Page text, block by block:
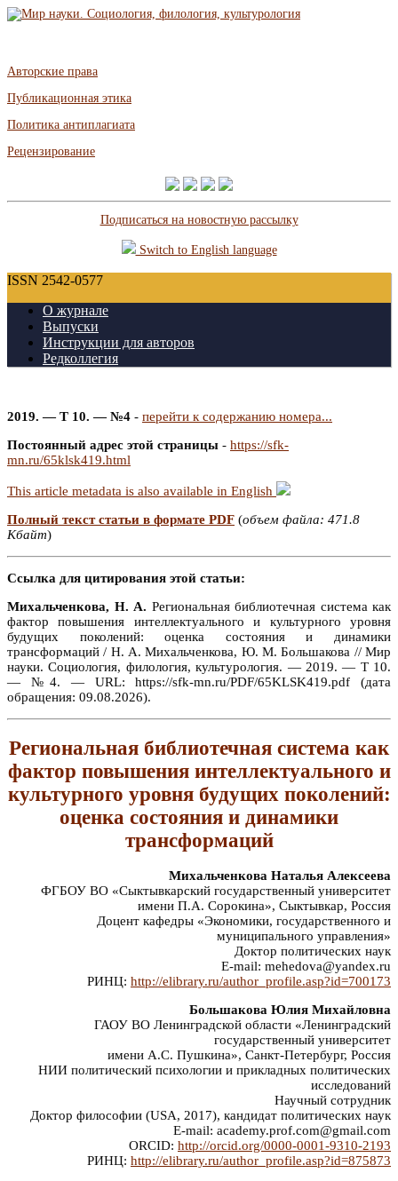
Авторские права
Публикационная этика
Политика антиплагиата
Рецензирование
Подписаться на новостную рассылку
Switch to English language
ISSN 2542-0577
О журнале
Выпуски
Инструкции для авторов
Редколлегия
2019. — Т 10. — №4 - перейти к содержанию номера...
Постоянный адрес этой страницы - https://sfk-
mn.ru/65klsk419.html
This article metadata is also available in English
Полный текст статьи в формате PDF (объем файла: 471.8
Кбайт)
Ссылка для цитирования этой статьи:
Михальченкова, Н. А. Региональная библиотечная система как
фактор повышения интеллектуального и культурного уровня
будущих поколений: оценка состояния и динамики
трансформаций / Н. А. Михальченкова, Ю. М. Большакова // Мир
науки. Социология, филология, культурология. — 2019. — Т 10.
— №4. — URL: https://sfk-mn.ru/PDF/65KLSK419.pdf (дата
обращения: 09.08.2026).
Региональная библиотечная система как
фактор повышения интеллектуального и
культурного уровня будущих поколений:
оценка состояния и динамики
трансформаций
Михальченкова Наталья Алексеева
ФГБОУ ВО «Сыктывкарский государственный университет
имени П.А. Сорокина», Сыктывкар, Россия
Доцент кафедры «Экономики, государственного и
муниципального управления»
Доктор политических наук
E-mail: mehedova@yandex.ru
РИНЦ: http://elibrary.ru/author_profile.asp?id=700173
Большакова Юлия Михайловна
ГАОУ ВО Ленинградской области «Ленинградский
государственный университет
имени А.С. Пушкина», Санкт-Петербург, Россия
НИИ политический психологии и прикладных политических
исследований
Научный сотрудник
Доктор философии (USA, 2017), кандидат политических наук
E-mail: academy.prof.com@gmail.com
ORCID: http://orcid.org/0000-0001-9310-2193
РИНЦ: http://elibrary.ru/author_profile.asp?id=875873